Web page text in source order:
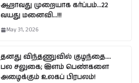
ஆறாவது முறையாக கர்ப்பம்…22
வயது மனைவி…!!!
May 31, 2026
தனது விந்தணுவில் குழந்தை….
பல சலுகை; இளம் பெண்களை
அழைக்கும் உலகப் பிரபலம்!